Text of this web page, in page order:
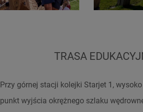
TRASA
Przy górnej stacji kolejki Starjet 1,
punkt wyjścia okrężnego szlaku